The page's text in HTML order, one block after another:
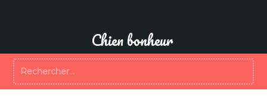
Chien bonheur
Rechercher :